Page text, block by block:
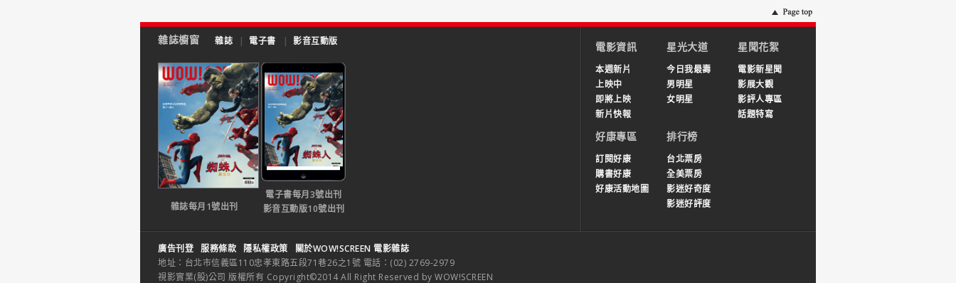
雜誌櫥窗 雜誌 | 電子書 | 影音互動版
雜誌每月1號出刊
電子書每月3號出刊
影音互動版10號出刊
電影資訊
本週新片
上映中
即將上映
新片快報
星光大道
今日我最壽
男明星
女明星
星聞花絮
電影新星聞
影展大觀
影評人專區
話題特寫
好康專區
訂閱好康
購書好康
好康活動地圖
排行榜
台北票房
全美票房
影迷好奇度
影迷好評度
廣告刊登 服務條款 隱私權政策
關於WOW!SCREEN 電影雜誌
地址：台北市信義區110忠孝東路五段71巷26之1號 電話：(02) 2769-2979
視影實業(股)公司 版權所有 Copyright©2014 All Right Reserved by WOW!SCREEN